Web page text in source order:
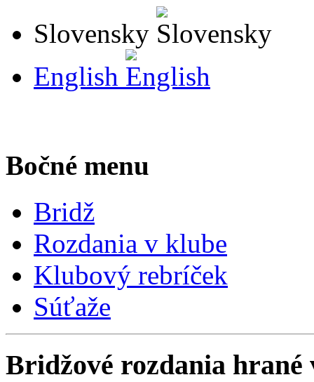
Slovensky
English
Bočné menu
Bridž
Rozdania v klube
Klubový rebríček
Súťaže
Bridžové rozdania